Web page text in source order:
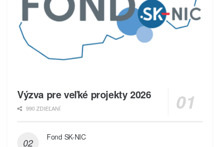
Výzva pre veľké projekty 2026
990 ZDIEĽANÍ
Fond SK-NIC